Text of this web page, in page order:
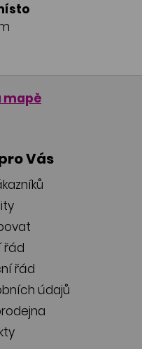
mapě
Vás
řád
řád
údajů